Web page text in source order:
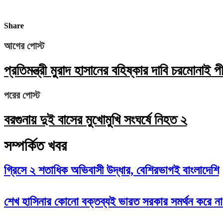
Share
আগের পোস্ট
প্রতিমন্ত্রী মুরাদ হাসানের বহিষ্কার দাবি চরমোনাই
পরের পোস্ট
বরগুনায় দুই বাসের মুখোমুখি সংঘর্ষে নিহত ২
সম্পর্কিত খবর
গ্রিসে ২ শতাধিক অভিবাসী উদ্ধার, বেশিরভাগই বাংলাদেশি
‌শেখ হাসিনার কোনো বক্তব্যই ভারত সরকার সমর্থন করে